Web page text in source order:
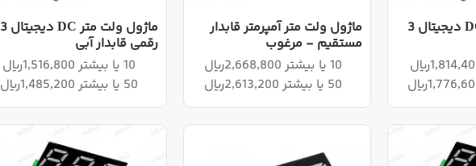
ماژول ولت متر DC دیجیتال 3
ماژول ولت متر آمپرمتر قابدار
مستقیم - مرغوب
10 یا بیشتر 2,668,800ریال
50 یا بیشتر 2,613,200ریال
ماژول ولت متر DC دیجیتال 3
رقمی قابدار آبی
10 یا بیشتر 1,516,800ریال
50 یا بیشتر 1,485,200ریال